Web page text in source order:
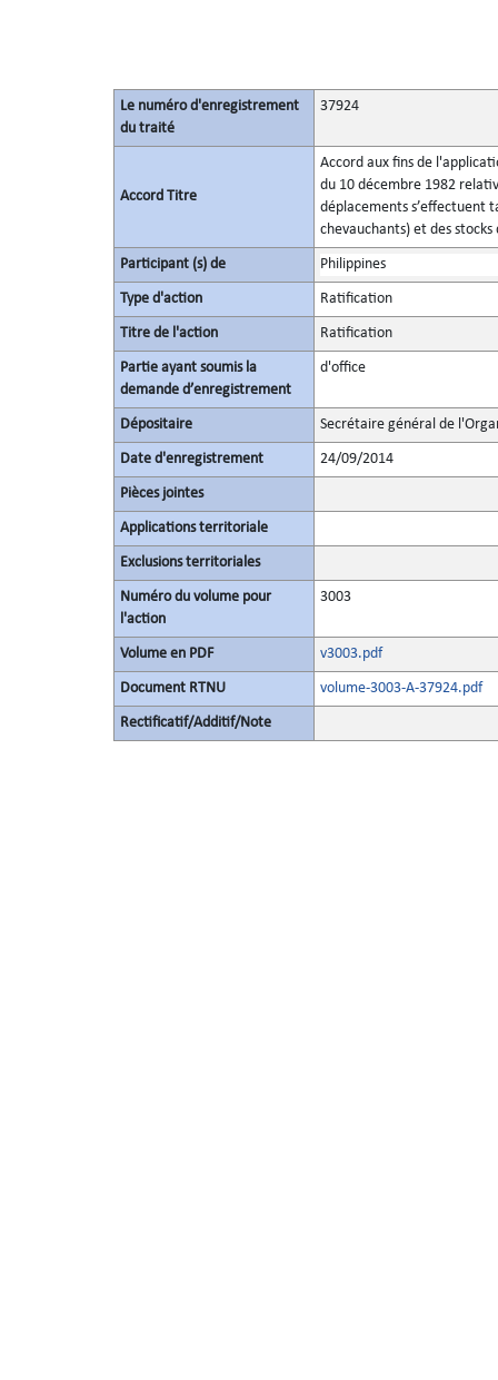
Le numéro d'enregistrement
du traité
37924
Accord Titre
Accord aux fins de
du 10 décembre 1982
déplacements s’effectuent
chevauchants) et des
Participant (s) de Philippines
Type d'action Ratification
Titre de l'action Ratification
Partie ayant soumis la
demande d’enregistrement
d'office
Dépositaire Secrétaire général de
Date d'enregistrement 24/09/2014
Pièces jointes
Applications territoriale
Exclusions territoriales
Numéro du volume pour
l'action
3003
Volume en PDF v3003.pdf
Document RTNU volume-3003-A-37924.pdf
Rectificatif/Additif/Note